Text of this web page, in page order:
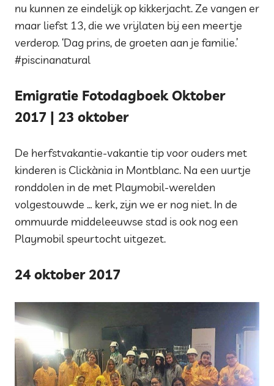
nu kunnen ze eindelijk op kikkerjacht. Ze vangen er
maar liefst 13, die we vrijlaten bij een meertje
verderop. ‘Dag prins, de groeten aan je familie.’
#piscinanatural
Emigratie Fotodagboek Oktober
2017 | 23 oktober
De herfstvakantie-vakantie tip voor ouders met
kinderen is Clickània in Montblanc. Na een uurtje
ronddolen in de met Playmobil-werelden
volgestouwde … kerk, zijn we er nog niet. In de
ommuurde middeleeuwse stad is ook nog een
Playmobil speurtocht uitgezet.
24 oktober 2017